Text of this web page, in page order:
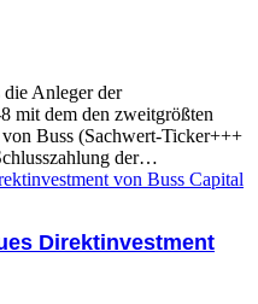
die Anleger der
mit dem den zweitgrößten
Buss (Sachwert-Ticker+++
der…
Direktinvestment